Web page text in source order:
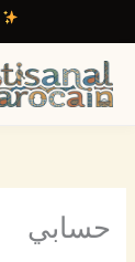
content
حسابي